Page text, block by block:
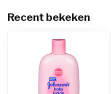
Recent bekeken